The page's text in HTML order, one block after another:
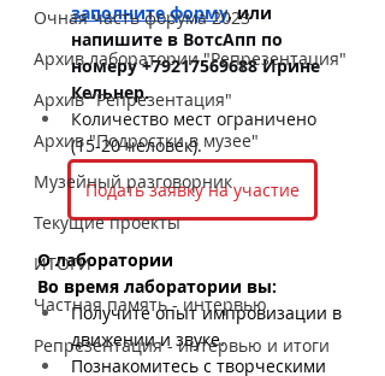
Очная часть форума 2023
Архив лаборатории "Репрезентация"
Архив "Репрезентация"
Архив "Подростки в музее"
Музейный разговорник
Текущие проекты
ИТОГИ
Частная память - интервью
Репрезентация - интервью и итоги
заполните форму, или
напишите в ВотсАпп по
номеру +79217569688 Ирине
Кельнер.
Количество мест ограничено
(15-20 человек).
Подать заявку на участие
О лаборатории
Во время лаборатории вы:
Получите опыт импровизации в
движении и звуке.
Познакомитесь с творческими